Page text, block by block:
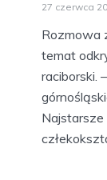
27 czerwca
Rozmowa
temat
raciborski.